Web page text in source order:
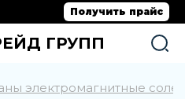
Получить прайс
ГРУПП
электромагнитные